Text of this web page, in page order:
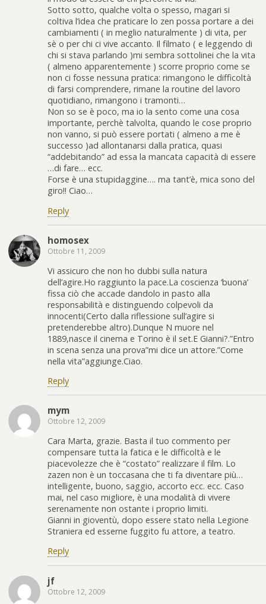
Sotto sotto, qualche volta o spesso, magari si
coltiva l’idea che praticare lo zen possa portare a dei
cambiamenti ( in meglio naturalmente ) di vita, per
sè o per chi ci vive accanto. Il filmato ( e leggendo di
chi si stava parlando )mi sembra sottolinei che la vita
( almeno apparentemente ) scorre proprio come se
non ci fosse nessuna pratica: rimangono le difficoltà
di farsi comprendere, rimane la routine del lavoro
quotidiano, rimangono i tramonti…
Non so se è poco, ma io la sento come una cosa
importante, perchè talvolta, quando le cose proprio
non vanno, si può essere portati ( almeno a me è
successo )ad allontanarsi dalla pratica, quasi
“addebitando” ad essa la mancata capacità di essere
…di fare… ecc.
Forse è una stupidaggine…. ma tant’è, mica sono del
giro!! Ciao…
Reply
homosex
Ottobre 11, 2009
Vi assicuro che non ho dubbi sulla natura
dell’agire.Ho raggiunto la pace.La coscienza ‘buona’
fissa ciò che accade dandolo in pasto alla
responsabilità e distinguendo colpevoli da
innocenti(Certo dalla riflessione sull’agire si
pretenderebbe altro).Dunque N muore nel
1889,nasce il cinema e Torino è il set.E Gianni?.”Entro
in scena senza una prova”mi dice un attore.”Come
nella vita”aggiunge.Ciao.
Reply
mym
Ottobre 12, 2009
Cara Marta, grazie. Basta il tuo commento per
compensare tutta la fatica e le difficoltà e le
piacevolezze che è “costato” realizzare il film. Lo
zazen non è un toccasana che ti fa diventare più…
intelligente, buono, saggio, accorto ecc. ecc. Caso
mai, nel caso migliore, è una modalità di vivere
serenamente non ostante i proprio limiti.
Gianni in gioventù, dopo essere stato nella Legione
Straniera ed esserne fuggito fu attore, a teatro.
Reply
jf
Ottobre 12, 2009